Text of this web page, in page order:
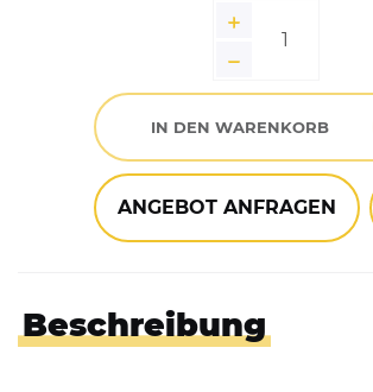
IN DEN WARENKORB
ANGEBOT ANFRAGEN
Beschreibung